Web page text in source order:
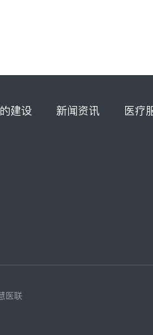
建设 新闻资讯 医疗
医联